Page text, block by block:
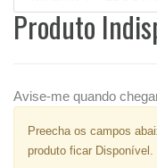
Produto
Avise-me quando
Preecha os campos
produto ficar Disponível.